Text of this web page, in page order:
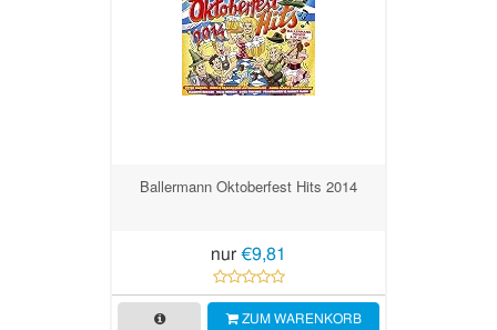
Ballermann Oktoberfest Hits 2014
nur €9,81
ZUM WARENKORB